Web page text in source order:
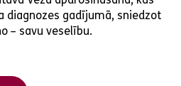
diagnozes gadījumā, sniedzot
– savu veselību.